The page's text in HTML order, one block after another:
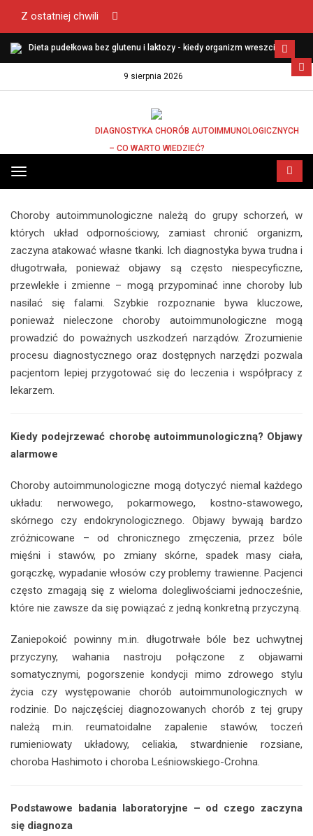
Z ostatniej chwili
Dieta pudełkowa bez glutenu i laktozy - kiedy organizm wreszcie
9 sierpnia 2026
Przełącz
menu
DIAGNOSTYKA CHORÓB AUTOIMMUNOLOGICZNYCH
– CO WARTO WIEDZIEĆ?
AUTOIMMUNOLOGICZNYCH – CO WARTO
Choroby autoimmunologiczne należą do grupy schorzeń, w
których układ odpornościowy, zamiast chronić organizm,
zaczyna atakować własne tkanki. Ich diagnostyka bywa trudna i
długotrwała, ponieważ objawy są często niespecyficzne,
przewlekłe i zmienne – mogą przypominać inne choroby lub
nasilać się falami. Szybkie rozpoznanie bywa kluczowe,
ponieważ nieleczone choroby autoimmunologiczne mogą
prowadzić do poważnych uszkodzeń narządów. Zrozumienie
procesu diagnostycznego oraz dostępnych narzędzi pozwala
pacjentom lepiej przygotować się do leczenia i współpracy z
lekarzem.
Kiedy podejrzewać chorobę autoimmunologiczną? Objawy
alarmowe
Choroby autoimmunologiczne mogą dotyczyć niemal każdego
układu: nerwowego, pokarmowego, kostno-stawowego,
skórnego czy endokrynologicznego. Objawy bywają bardzo
zróżnicowane – od chronicznego zmęczenia, przez bóle
mięśni i stawów, po zmiany skórne, spadek masy ciała,
gorączkę, wypadanie włosów czy problemy trawienne. Pacjenci
często zmagają się z wieloma dolegliwościami jednocześnie,
które nie zawsze da się powiązać z jedną konkretną przyczyną.
Zaniepokoić powinny m.in. długotrwałe bóle bez uchwytnej
przyczyny, wahania nastroju połączone z objawami
somatycznymi, pogorszenie kondycji mimo zdrowego stylu
życia czy występowanie chorób autoimmunologicznych w
rodzinie. Do najczęściej diagnozowanych chorób z tej grupy
należą m.in. reumatoidalne zapalenie stawów, toczeń
rumieniowaty układowy, celiakia, stwardnienie rozsiane,
choroba Hashimoto i choroba Leśniowskiego-Crohna.
Podstawowe badania laboratoryjne – od czego zaczyna
się diagnoza